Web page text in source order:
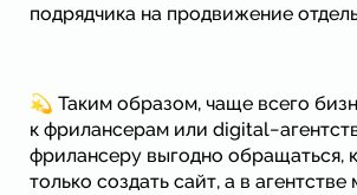
подрядчика на продвижение
💫 Таким образом, чаще всего
к фрилансерам или
фрилансеру выгодно обращаться,
только создать сайт, а в